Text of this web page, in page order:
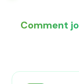
Comment